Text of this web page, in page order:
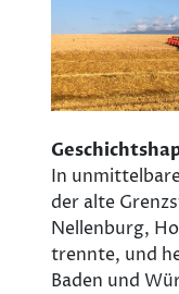
In
der alte
Nellenburg,
trennte, und
Baden und